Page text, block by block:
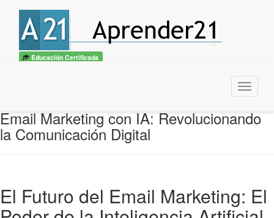
Educación Certificada
Menu
Email Marketing con IA: Revolucionando
la Comunicación Digital
El Futuro del Email Marketing: El